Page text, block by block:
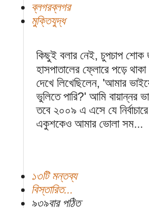
ব্লগরব্লগর
মুক্তিযুদ্ধ
কিছুই বলার নেই, চুপচাপ শোক
হাসপাতালের ফ্লোরে পড়ে
দেখে লিখেছিলেন, 'আমার
ভুলিতে পারি?' আমি বায়ান্নর
তবে ২০০৯ এ এসে যে
একুশকেও আমার ভোলা সম...
১৩টি মন্তব্য
বিস্তারিত...
৯৩৯বার পঠিত